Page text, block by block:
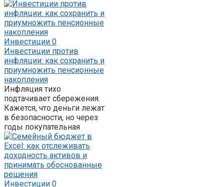
Инвестиции 0
Инвестиции против
инфляции: как сохранить и
приумножить пенсионные
накопления
Инфляция тихо
подтачивает сбережения.
Кажется, что деньги лежат
в безопасности, но через
годы покупательная
Инвестиции 0